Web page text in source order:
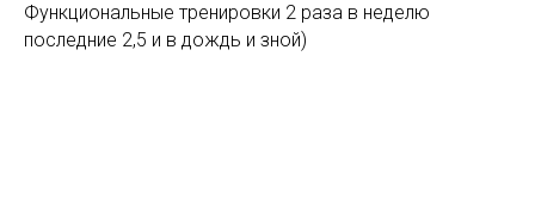
Функциональные тренировки 2 раза в неделю
последние 2,5 и в дождь и зной)